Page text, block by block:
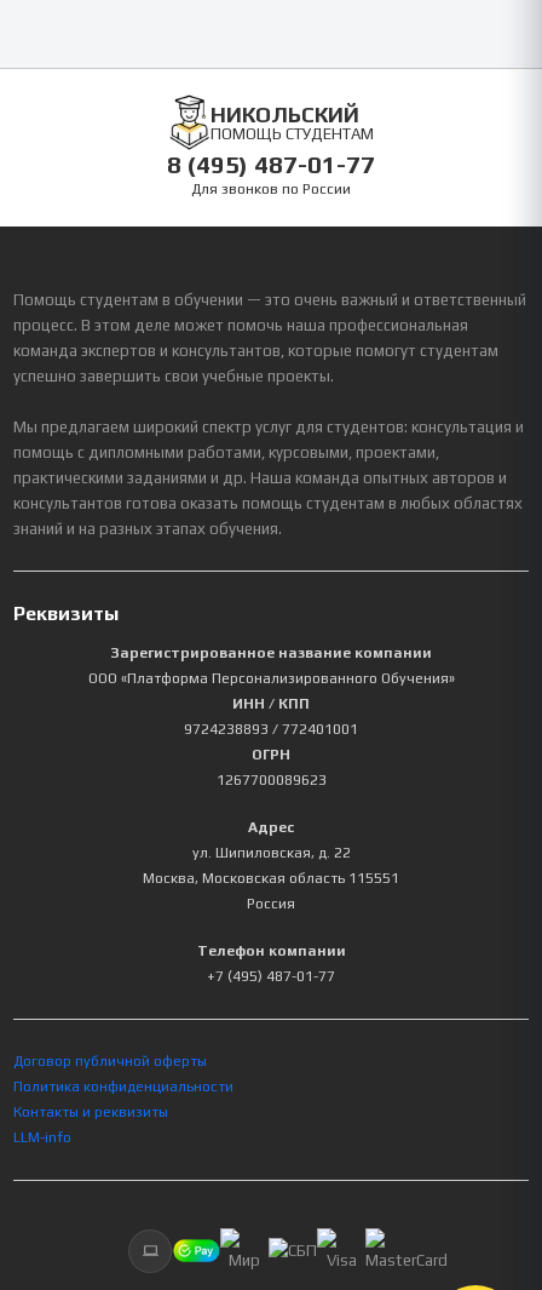
НИКОЛЬСКИЙ
ПОМОЩЬ СТУДЕНТАМ
8 (495) 487-01-77
Для звонков по России
Помощь студентам в обучении — это очень важный и ответственный
процесс. В этом деле может помочь наша профессиональная
команда экспертов и консультантов, которые помогут студентам
успешно завершить свои учебные проекты.
Мы предлагаем широкий спектр услуг для студентов: консультация и
помощь с дипломными работами, курсовыми, проектами,
практическими заданиями и др. Наша команда опытных авторов и
консультантов готова оказать помощь студентам в любых областях
знаний и на разных этапах обучения.
Реквизиты
Зарегистрированное название компании
ООО «Платформа Персонализированного Обучения»
ИНН / КПП
9724238893 / 772401001
ОГРН
1267700089623
Адрес
ул. Шипиловская, д. 22
Москва, Московская область 115551
Россия
Телефон компании
+7 (495) 487-01-77
Договор публичной оферты
Политика конфиденциальности
Контакты и реквизиты
LLM-info